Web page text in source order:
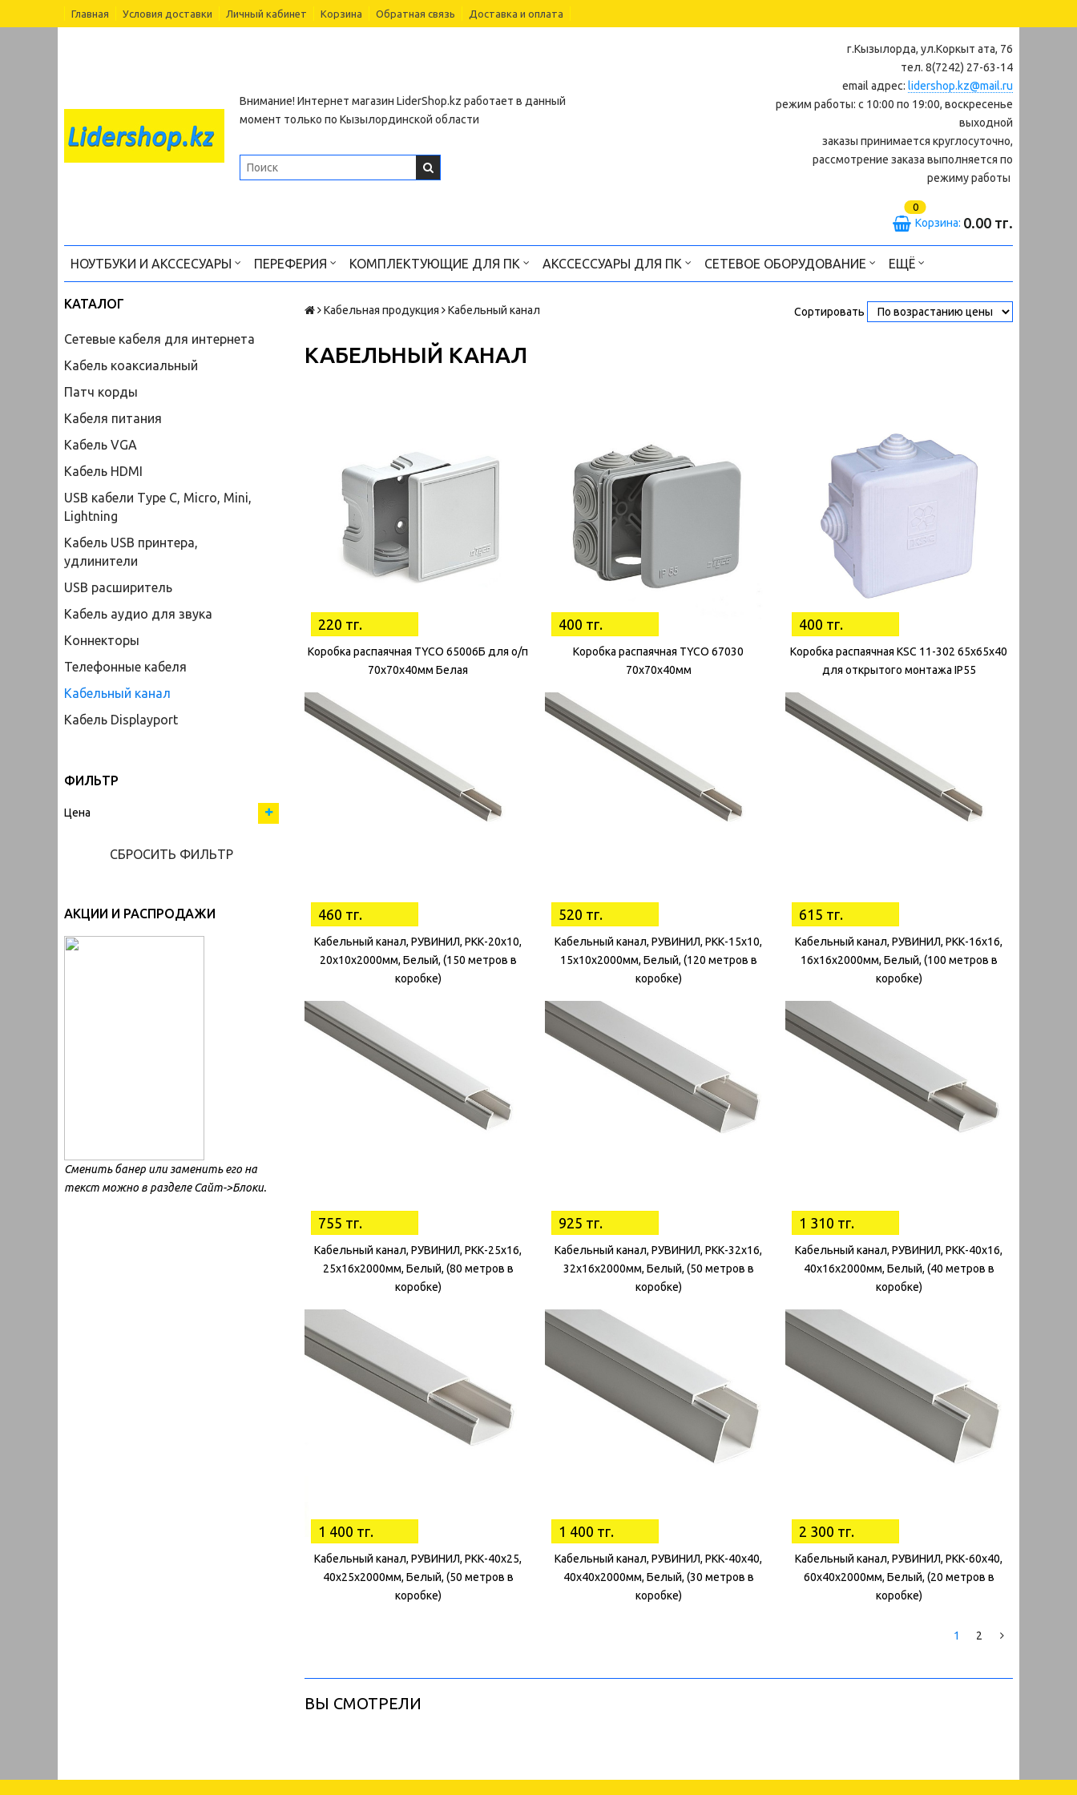
Главная Условия доставки Личный кабинет Корзина Обратная связь Доставка и оплата
Внимание! Интернет магазин LiderShop.kz работает в данный
момент только по Кызылординской области
г.Кызылорда, ул.Коркыт ата, 76
тел. 8(7242) 27-63-14
email адрес: lidershop.kz@mail.ru
режим работы: с 10:00 по 19:00, воскресенье
выходной
заказы принимается круглосуточно,
рассмотрение заказа выполняется по
режиму работы
0
Корзина: 0.00 тг.
НОУТБУКИ И АКССЕСУАРЫ ПЕРЕФЕРИЯ КОМПЛЕКТУЮЩИЕ ДЛЯ ПК АКССЕССУАРЫ ДЛЯ ПК СЕТЕВОЕ ОБОРУДОВАНИЕ ЕЩЁ
КАТАЛОГ
Сетевые кабеля для интернета
Кабель коаксиальный
Патч корды
Кабеля питания
Кабель VGA
Кабель HDMI
USB кабели Type C, Micro, Mini,
Lightning
Кабель USB принтера,
удлинители
USB расширитель
Кабель аудио для звука
Коннекторы
Телефонные кабеля
Кабельный канал
Кабель Displayport
ФИЛЬТР
Цена
СБРОСИТЬ ФИЛЬТР
АКЦИИ И РАСПРОДАЖИ
Сменить банер или заменить его на
текст можно в разделе Сайт->Блоки.
Кабельная продукция Кабельный канал Сортировать
КАБЕЛЬНЫЙ КАНАЛ
220 тг.
Коробка распаячная TYCO 65006Б для о/п
70х70х40мм Белая
400 тг.
Коробка распаячная ТYCO 67030
70х70х40мм
400 тг.
Коробка распаячная KSC 11-302 65х65х40
для открытого монтажа IP55
460 тг.
Кабельный канал, РУВИНИЛ, РКК-20х10,
20х10х2000мм, Белый, (150 метров в
коробке)
520 тг.
Кабельный канал, РУВИНИЛ, РКК-15х10,
15х10х2000мм, Белый, (120 метров в
коробке)
615 тг.
Кабельный канал, РУВИНИЛ, РКК-16х16,
16х16х2000мм, Белый, (100 метров в
коробке)
755 тг.
Кабельный канал, РУВИНИЛ, РКК-25х16,
25х16х2000мм, Белый, (80 метров в
коробке)
925 тг.
Кабельный канал, РУВИНИЛ, РКК-32х16,
32х16х2000мм, Белый, (50 метров в
коробке)
1 310 тг.
Кабельный канал, РУВИНИЛ, РКК-40х16,
40х16х2000мм, Белый, (40 метров в
коробке)
1 400 тг.
Кабельный канал, РУВИНИЛ, РКК-40х25,
40х25х2000мм, Белый, (50 метров в
коробке)
1 400 тг.
Кабельный канал, РУВИНИЛ, РКК-40х40,
40х40х2000мм, Белый, (30 метров в
коробке)
2 300 тг.
Кабельный канал, РУВИНИЛ, РКК-60х40,
60х40х2000мм, Белый, (20 метров в
коробке)
1 2
ВЫ СМОТРЕЛИ